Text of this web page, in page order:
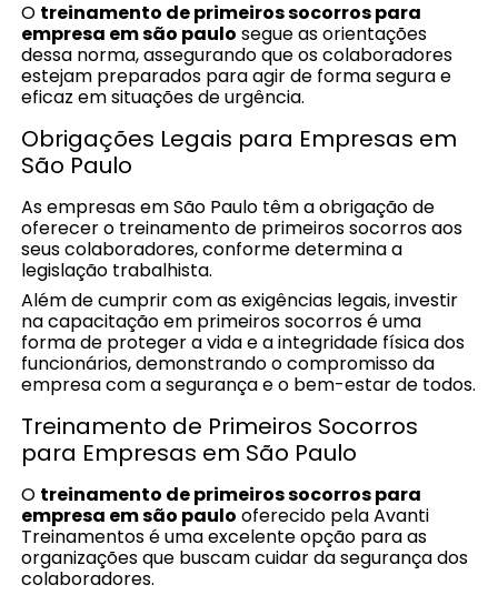
O treinamento de primeiros socorros para
empresa em são paulo segue as orientações
dessa norma, assegurando que os colaboradores
estejam preparados para agir de forma segura e
eficaz em situações de urgência.
Obrigações Legais para Empresas em
São Paulo
As empresas em São Paulo têm a obrigação de
oferecer o treinamento de primeiros socorros aos
seus colaboradores, conforme determina a
legislação trabalhista.
Além de cumprir com as exigências legais, investir
na capacitação em primeiros socorros é uma
forma de proteger a vida e a integridade física dos
funcionários, demonstrando o compromisso da
empresa com a segurança e o bem-estar de todos.
Treinamento de Primeiros Socorros
para Empresas em São Paulo
O treinamento de primeiros socorros para
empresa em são paulo oferecido pela Avanti
Treinamentos é uma excelente opção para as
organizações que buscam cuidar da segurança dos
colaboradores.